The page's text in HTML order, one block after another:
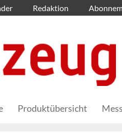
Redaktion
Produktübersicht